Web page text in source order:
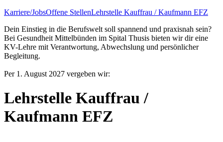
Karriere/JobsOffene StellenLehrstelle Kauffrau / Kaufmann EFZ
Dein Einstieg in die Berufswelt soll spannend und praxisnah sein?
Bei Gesundheit Mittelbünden im Spital Thusis bieten wir dir eine
KV-Lehre mit Verantwortung, Abwechslung und persönlicher
Begleitung.
Per 1. August 2027 vergeben wir:
Lehrstelle Kauffrau /
Kaufmann EFZ